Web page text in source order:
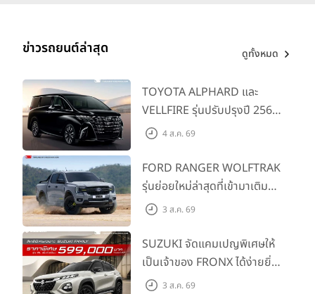
ข่าวรถยนต์ล่าสุด ดูทั้งหมด
TOYOTA ALPHARD และ
VELLFIRE รุ่นปรับปรุงปี 2569
พร้อมรุ่นย่อยใหม่ HEV
4 ส.ค. 69
FORD RANGER WOLFTRAK
รุ่นย่อยใหม่ล่าสุดที่เข้ามาเติม
เต็มไลน์อัป พร้อมตอบโจทย์ทุก
พร้อมลุย ด้วยราคาพิเศษเริ่ม
ต้นที่ 9.49 แสนบาท
3 ส.ค. 69
SUZUKI จัดแคมเปญพิเศษให้
เป็นเจ้าของ FRONX ได้ง่ายยิ่ง
ขึ้นสำหรับรุ่น GL ราคาพิเศษ
3 ส.ค. 69